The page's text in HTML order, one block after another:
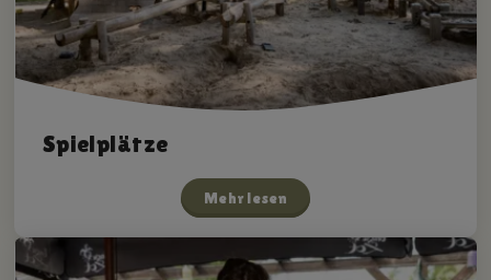
Spielplätze
Mehr lesen